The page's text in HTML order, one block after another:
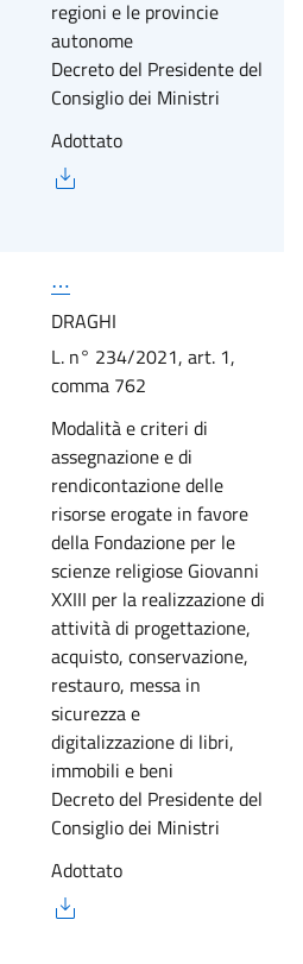
regioni e le provincie
autonome
Decreto del Presidente del
Consiglio dei Ministri
Adottato
⋯
DRAGHI
L. n° 234/2021, art. 1,
comma 762
Modalità e criteri di
assegnazione e di
rendicontazione delle
risorse erogate in favore
della Fondazione per le
scienze religiose Giovanni
XXIII per la realizzazione di
attività di progettazione,
acquisto, conservazione,
restauro, messa in
sicurezza e
digitalizzazione di libri,
immobili e beni
Decreto del Presidente del
Consiglio dei Ministri
Adottato